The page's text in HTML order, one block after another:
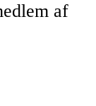
af